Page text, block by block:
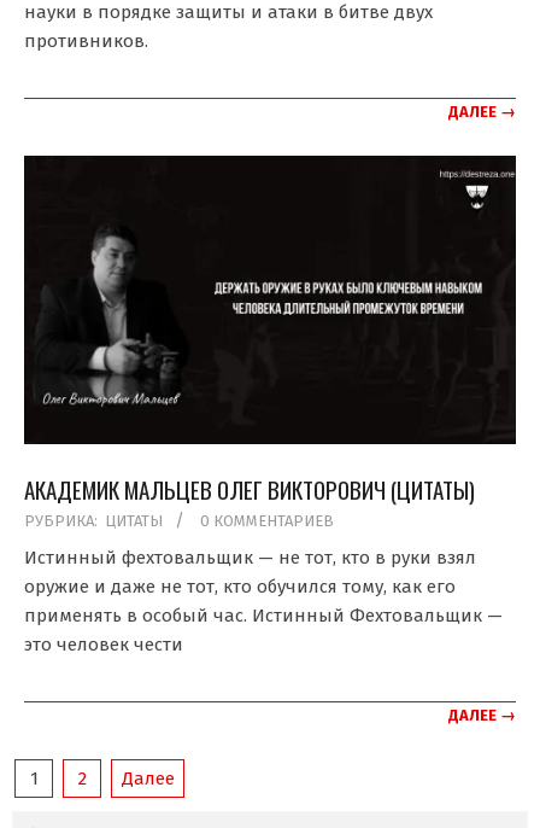
науки в порядке защиты и атаки в битве двух
противников.
ДАЛЕЕ →
АКАДЕМИК МАЛЬЦЕВ ОЛЕГ ВИКТОРОВИЧ (ЦИТАТЫ)
2019-
04-
РУБРИКА: ЦИТАТЫ 0 КОММЕНТАРИЕВ
Истинный фехтовальщик — не тот, кто в руки взял
оружие и даже не тот, кто обучился тому, как его
применять в особый час. Истинный Фехтовальщик —
это человек чести
ДАЛЕЕ →
ПАГИНАЦИЯ
1 2 Далее